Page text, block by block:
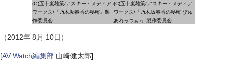
(C)五十嵐雄策/アスキー・メディア
ワークス/『乃木坂春香の秘密』製
作委員会
(C)五十嵐雄策/アスキー・メディア
ワークス/『乃木坂春香の秘密 ぴゅ
あれっつぁ♪』製作委員会
（2012年 8月 10日）
[AV Watch編集部 山崎健太郎]